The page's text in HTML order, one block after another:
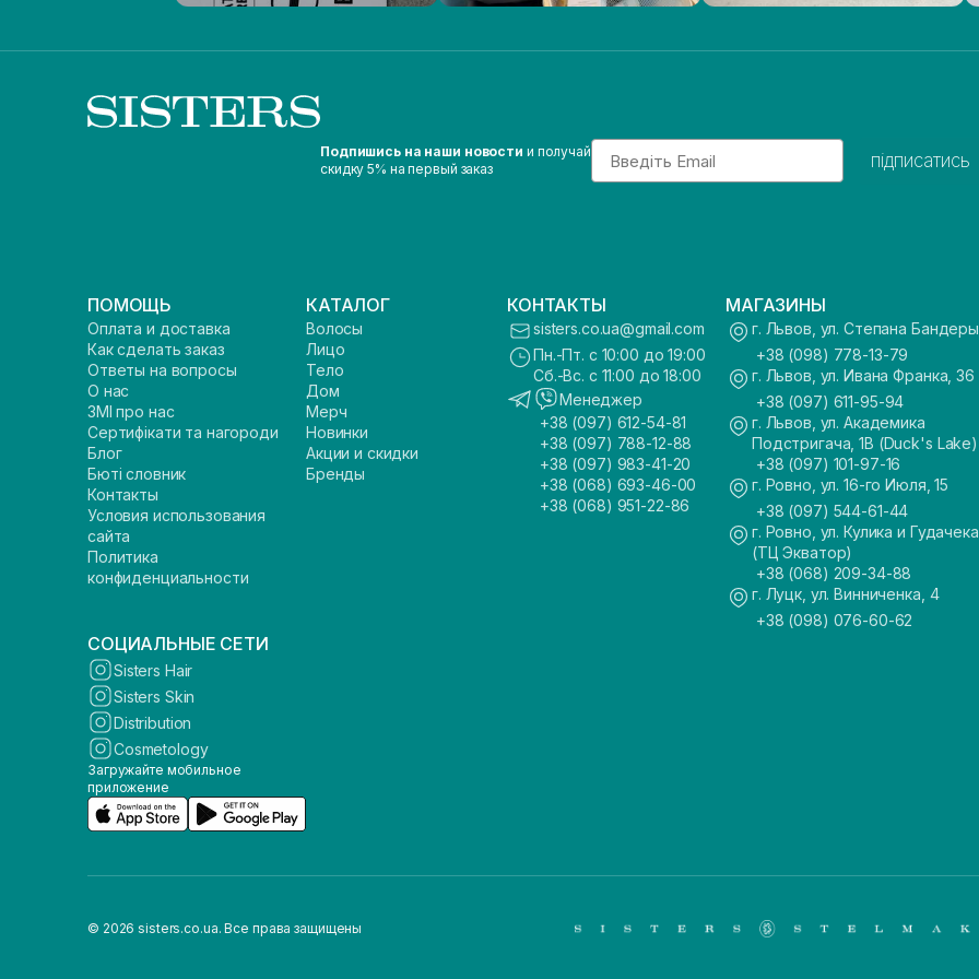
Подпишись на наши новости и получай
скидку 5% на первый заказ
Email
підписатись
ПОМОЩЬ
Оплата и доставка
Как сделать заказ
Ответы на вопросы
О нас
ЗМІ про нас
Сертифікати та нагороди
Блог
Бюті словник
Контакты
Условия использования
сайта
Политика
конфиденциальности
КАТАЛОГ
Волосы
Лицо
Тело
Дом
Мерч
Новинки
Акции и скидки
Бренды
КОНТАКТЫ
sisters.co.ua@gmail.com
Пн.-Пт. с 10:00 до 19:00
Сб.-Вс. с 11:00 до 18:00
Менеджер
+38 (097) 612-54-81
+38 (097) 788-12-88
+38 (097) 983-41-20
+38 (068) 693-46-00
+38 (068) 951-22-86
МАГАЗИНЫ
г. Львов, ул. Степана
+38 (098) 778-13-79
г. Львов, ул. Ивана Франка, 36
+38 (097) 611-95-94
г. Львов, ул. Академика
Подстригача, 1В (Duck's Lake)
+38 (097) 101-97-16
г. Ровно, ул. 16-го Июля, 15
+38 (097) 544-61-44
г. Ровно, ул. Кулика и
(ТЦ Экватор)
+38 (068) 209-34-88
г. Луцк, ул. Винниченка, 4
+38 (098) 076-60-62
СОЦИАЛЬНЫЕ СЕТИ
Sisters Hair
Sisters Skin
Distribution
Cosmetology
Загружайте мобильное
приложение
© 2026 sisters.co.ua. Все права защищены